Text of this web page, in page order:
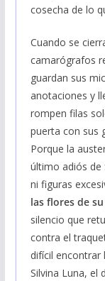
cosecha de lo
Cuando se
camarógrafos
guardan sus
anotaciones y
rompen filas
puerta con sus
Porque la
último adiós de
ni figuras
las flores de
silencio que
contra el
difícil encontrar
Silvina Luna, el